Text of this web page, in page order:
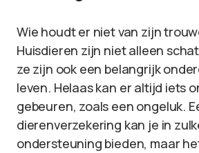
Wie houdt er niet van zijn
Huisdieren zijn niet alleen
ze zijn ook een belangrijk
leven. Helaas kan er altijd iets
gebeuren, zoals een ongeluk.
dierenverzekering kan je in
ondersteuning bieden, maar